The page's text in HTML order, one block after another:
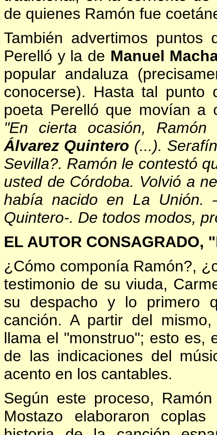
de quienes Ramón fue
También advertimos
Perelló y la de Manuel
popular andaluza
conocerse). Hasta tal punto
poeta Perelló que movían a
"En cierta ocasión,
Álvarez Quintero (...).
Sevilla?. Ramón le contestó
usted de Córdoba. Volvió a
había nacido en La Unión.
Quintero-. De todos modos,
EL AUTOR CONSAGRADO,
¿Cómo componía Ramón?,
testimonio de su viuda,
su despacho y lo primero
canción. A partir del
llama el "monstruo"; esto es,
de las indicaciones del
acento en los cantables.
Según este proceso,
Mostazo elaboraron